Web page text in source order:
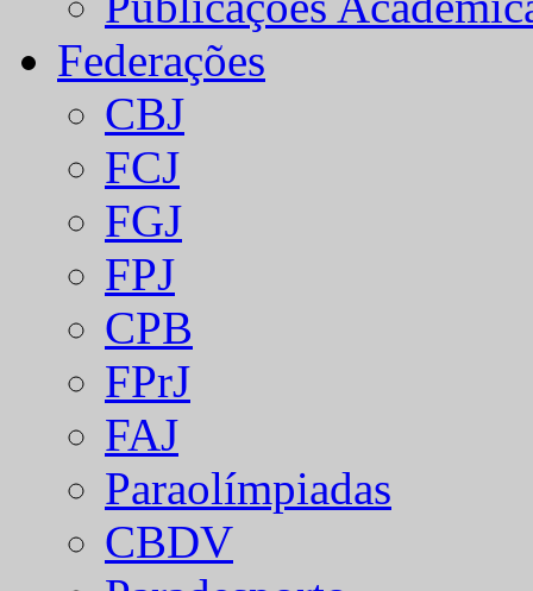
Federações
CBJ
FCJ
FGJ
FPJ
CPB
FPrJ
FAJ
Paraolímpiadas
CBDV